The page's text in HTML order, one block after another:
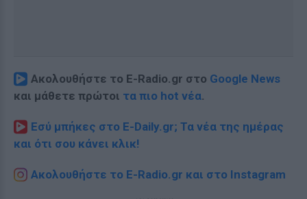
Ακολουθήστε το E-Radio.gr στο Google News
και μάθετε πρώτοι τα πιο hot νέα.
Εσύ μπήκες στο E-Daily.gr; Τα νέα της ημέρας
και ότι σου κάνει κλικ!
Ακολουθήστε το E-Radio.gr και στο Instagram